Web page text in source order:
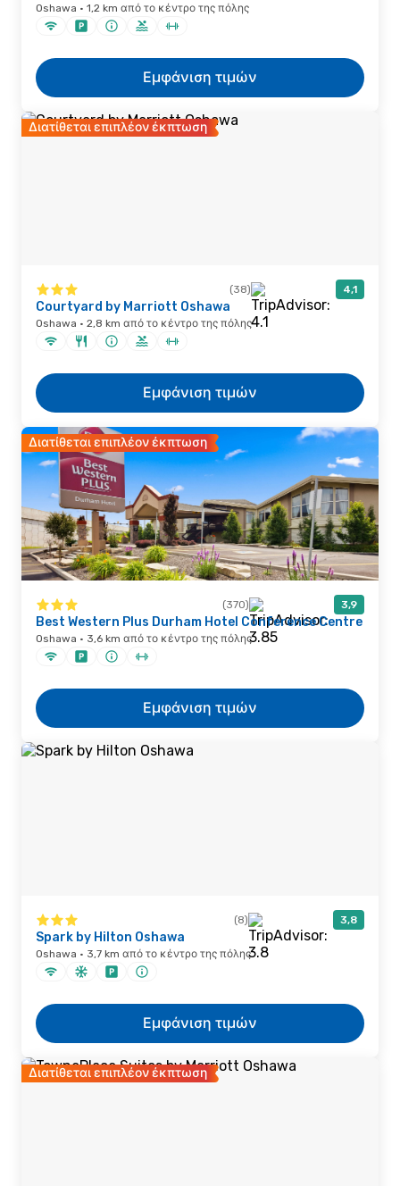
Oshawa · 1,2 km από το κέντρο της πόλης
Εμφάνιση τιμών
Διατίθεται επιπλέον έκπτωση
(38) 4,1
Courtyard by Marriott Oshawa
Oshawa · 2,8 km από το κέντρο της πόλης
Εμφάνιση τιμών
Διατίθεται επιπλέον έκπτωση
(370) 3,9
Best Western Plus Durham Hotel Conference Centre
Oshawa · 3,6 km από το κέντρο της πόλης
Εμφάνιση τιμών
(8) 3,8
Spark by Hilton Oshawa
Oshawa · 3,7 km από το κέντρο της πόλης
Εμφάνιση τιμών
Διατίθεται επιπλέον έκπτωση